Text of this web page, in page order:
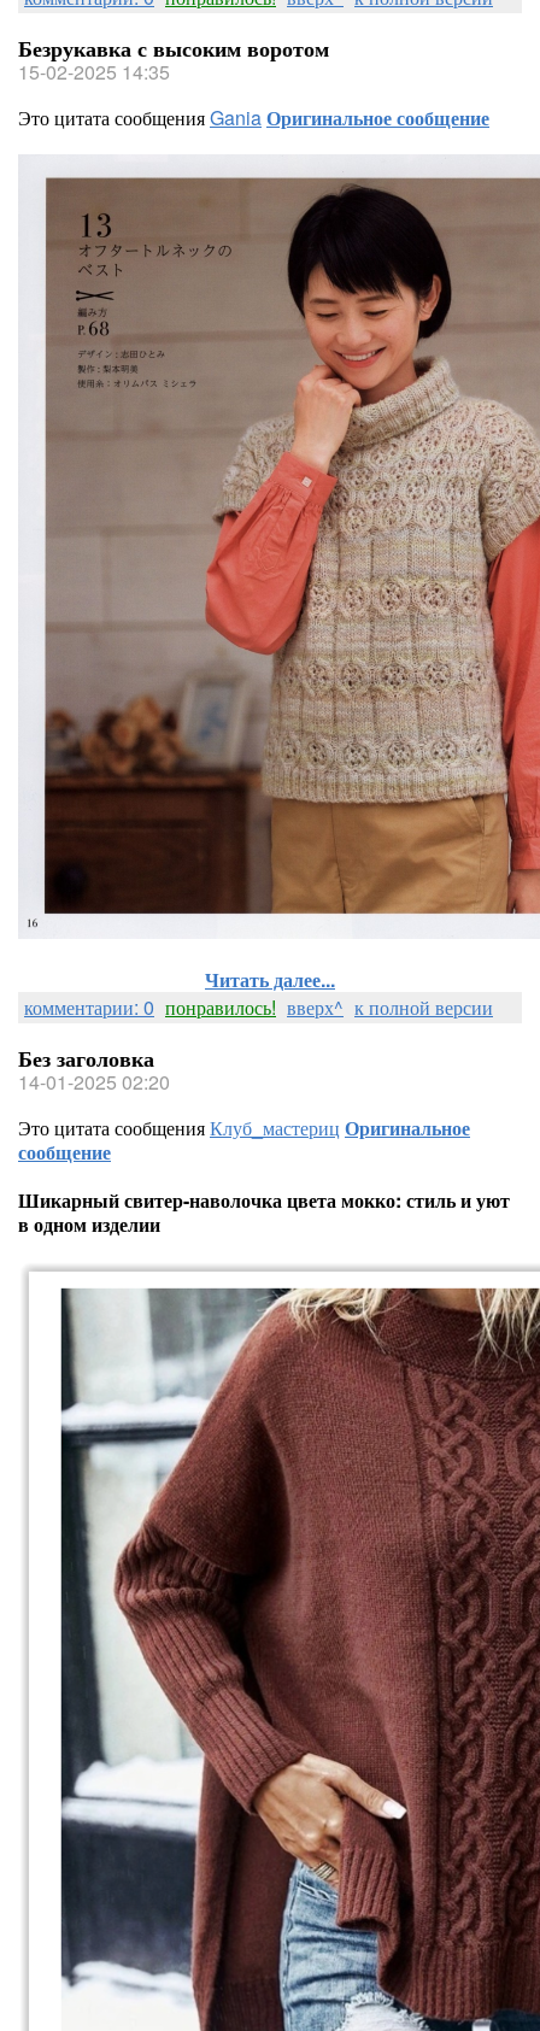
Безрукавка с высоким воротом
15-02-2025 14:35
Это цитата сообщенияGaniaОригинальное сообщение
Читать далее...
комментарии: 0 понравилось! вверх^ к полной версии
Без заголовка
14-01-2025 02:20
Это цитата сообщенияКлуб_мастериц Оригинальное
сообщение
Шикарный свитер-наволочка цвета мокко: стиль и уют
в одном изделии